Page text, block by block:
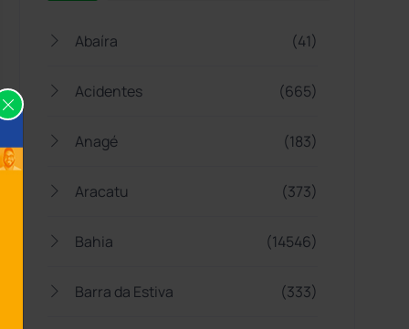
Abaíra (41)
Acidentes (665)
Anagé (183)
Aracatu (373)
Bahia (14546)
Barra da Estiva (333)